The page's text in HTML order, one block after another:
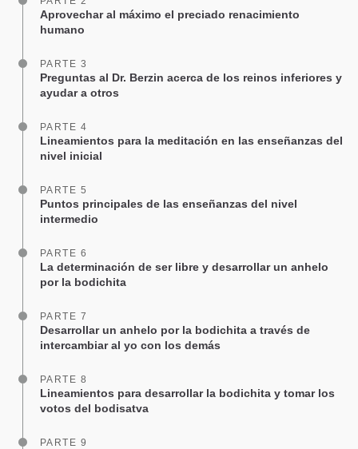
Aprovechar al máximo el preciado renacimiento
humano
PARTE 3
Preguntas al Dr. Berzin acerca de los reinos inferiores y
ayudar a otros
PARTE 4
Lineamientos para la meditación en las enseñanzas del
nivel inicial
PARTE 5
Puntos principales de las enseñanzas del nivel
intermedio
PARTE 6
La determinación de ser libre y desarrollar un anhelo
por la bodichita
PARTE 7
Desarrollar un anhelo por la bodichita a través de
intercambiar al yo con los demás
PARTE 8
Lineamientos para desarrollar la bodichita y tomar los
votos del bodisatva
PARTE 9